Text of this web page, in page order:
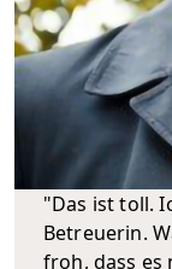
"Das ist toll.
Betreuerin.
froh, dass es